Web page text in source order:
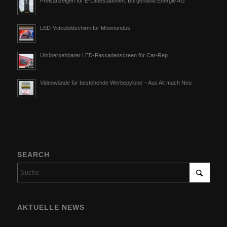
LED-Videobildschirm für Minimundus
Unübersehbarer LED-Fassadenscreen für Car-Rep
Videowände für bestehende Werbepylone – Aus Alt mach Neu
SEARCH
AKTUELLE NEWS